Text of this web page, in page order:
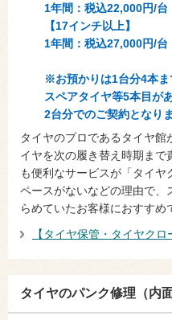
1年間：税込22,000円/台
【17インチ以上】
1年間：税込27,000円/台
※お預かりは1台分4本ま
スペアタイヤ等5本目が
2台分でのご契約となりま
タイヤのプロであるタイヤ館
イヤを次の履き替え時期まで
も便利なサービスが「タイヤ
ペースがないなどの理由で、
らめていたお客様におすすめ
【タイヤ保管・タイヤクロ
タイヤのパンク修理（内面